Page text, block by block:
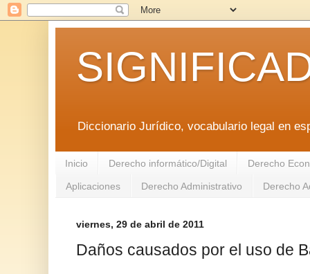
Diccionario Jurídico, vocabulario legal en
Inicio Derecho informático/Digital Derecho
Aplicaciones Derecho Administrativo Derecho
viernes, 29 de abril de 2011
Daños causados por el uso de